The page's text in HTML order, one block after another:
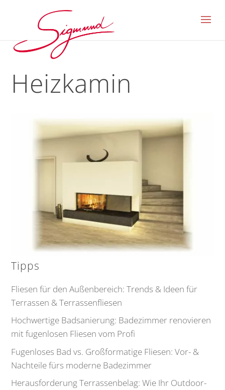
Heizkamin
Tipps
Fliesen für den Außenbereich: Trends & Ideen für
Terrassen & Terrassenfliesen
Hochwertige Badsanierung: Badezimmer renovieren
mit fugenlosen Fliesen vom Profi
Fugenloses Bad vs. Großformatige Fliesen: Vor- &
Nachteile fürs moderne Badezimmer
Herausforderung Terrassenbelag: Wie Ihr Outdoor-